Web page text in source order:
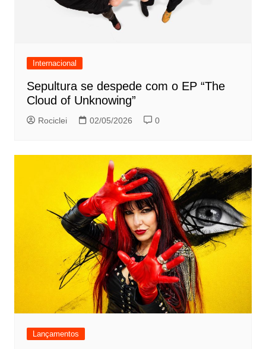
Internacional
Sepultura se despede com o EP “The
Cloud of Unknowing”
Rociclei 02/05/2026 0
Lançamentos